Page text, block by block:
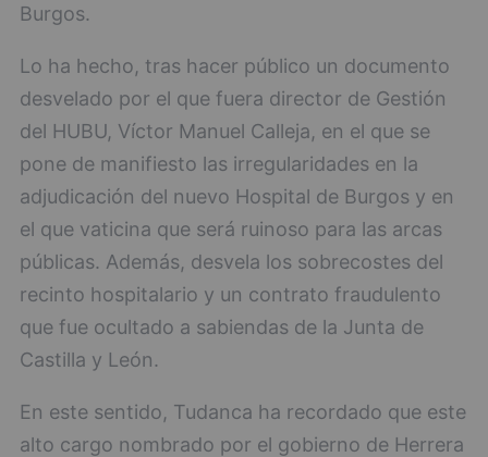
Burgos.
Lo ha hecho, tras hacer público un documento
desvelado por el que fuera director de Gestión
del HUBU, Víctor Manuel Calleja, en el que se
pone de manifiesto las irregularidades en la
adjudicación del nuevo Hospital de Burgos y en
el que vaticina que será ruinoso para las arcas
públicas. Además, desvela los sobrecostes del
recinto hospitalario y un contrato fraudulento
que fue ocultado a sabiendas de la Junta de
Castilla y León.
En este sentido, Tudanca ha recordado que este
alto cargo nombrado por el gobierno de Herrera